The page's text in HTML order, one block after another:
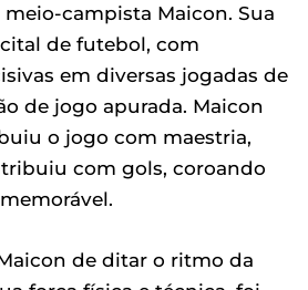
campista Maicon. Sua
de futebol, com
em diversas jogadas de
de jogo apurada. Maicon
o jogo com maestria,
com gols, coroando
de ditar o ritmo da